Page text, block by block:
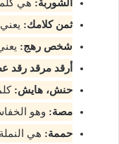
الشوربة: هي
ثمن كلامك:
شخص رهج:
أرقد مرقد رقد
حنش، هايش:
مصة: وهو
حممة: هي